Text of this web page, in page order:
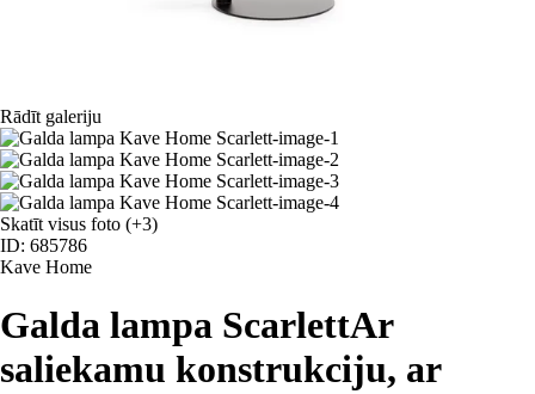
Rādīt galeriju
Skatīt visus foto (+3)
ID: 685786
Kave Home
Galda lampa ScarlettAr
saliekamu konstrukciju, ar